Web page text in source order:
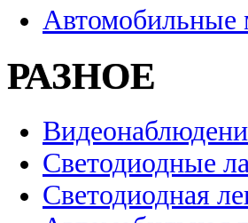
Автомобильные
РАЗНОЕ
Светодиодные
Светодиодная